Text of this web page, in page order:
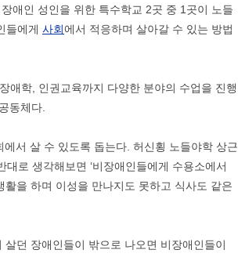
애인 성인을 위한 특수학교 2곳 중 1곳이 노들
들에게 사회에서 적응하며 살아갈 수 있는 방법
애학, 인권교육까지 다양한 분야의 수업을 진행
동체다.
에서 살 수 있도록 돕는다. 허신횡 노들야학 상근
로 생각해보면 ‘비장애인들에게 수용소에서
활을 하며 이성을 만나지도 못하고 식사도 같은
던 장애인들이 밖으로 나오면 비장애인들이